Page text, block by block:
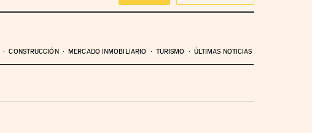
CONSTRUCCIÓN MERCADO INMOBILIARIO TURISMO ÚLTIMAS NOTICIAS